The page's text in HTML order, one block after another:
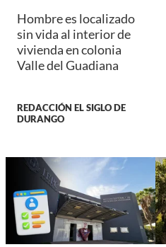
Hombre es localizado
sin vida al interior de
vivienda en colonia
Valle del Guadiana
REDACCIÓN EL SIGLO DE
DURANGO